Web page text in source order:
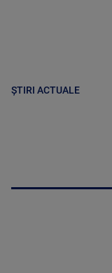
ȘTIRI ACTUALE